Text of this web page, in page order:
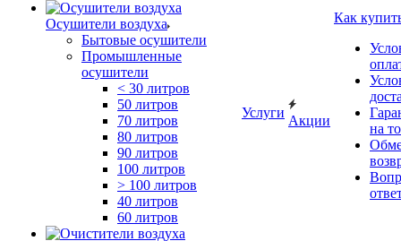
Осушители воздуха
Бытовые осушители
Промышленные
осушители
< 30 литров
50 литров
70 литров
80 литров
90 литров
100 литров
> 100 литров
40 литров
60 литров
Услуги
Акции
Как
на